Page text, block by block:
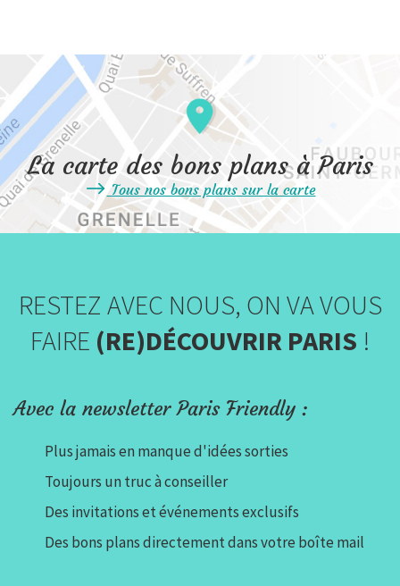
La carte des bons plans à Paris
Tous nos bons plans sur la carte
RESTEZ AVEC NOUS, ON VA VOUS
FAIRE (RE)DÉCOUVRIR PARIS !
Avec la newsletter Paris Friendly :
Plus jamais en manque d'idées sorties
Toujours un truc à conseiller
Des invitations et événements exclusifs
Des bons plans directement dans votre boîte mail